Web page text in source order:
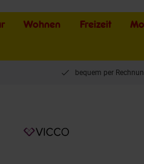
Wohnen Freizeit
bequem per